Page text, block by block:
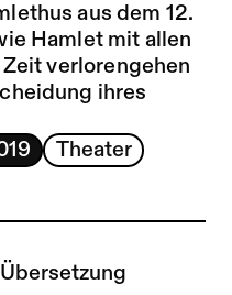
Theater
aus dem 12.
Hamlet mit allen
verlorengehen
ihres